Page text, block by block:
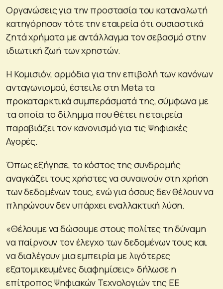
Οργανώσεις για την προστασία του καταναλωτή
κατηγόρησαν τότε την εταιρεία ότι ουσιαστικά
ζητά χρήματα με αντάλλαγμα τον σεβασμό στην
ιδιωτική ζωή των χρηστών.
Η Κομισιόν, αρμόδια για την επιβολή των κανόνων
ανταγωνισμού, έστειλε στη Meta τα
προκαταρκτικά συμπεράσματά της, σύμφωνα με
τα οποία το δίλημμα που θέτει η εταιρεία
παραβιάζει τον κανονισμό για τις Ψηφιακές
Αγορές.
Όπως εξήγησε, το κόστος της συνδρομής
αναγκάζει τους χρήστες να συναινούν στη χρήση
των δεδομένων τους, ενώ για όσους δεν θέλουν να
πληρώνουν δεν υπάρχει εναλλακτική λύση.
«Θέλουμε να δώσουμε στους πολίτες τη δύναμη
να παίρνουν τον έλεγχο των δεδομένων τους και
να διαλέγουν μια εμπειρία με λιγότερες
εξατομικευμένες διαφημίσεις» δήλωσε η
επίτροπος Ψηφιακών Τεχνολογιών της ΕΕ